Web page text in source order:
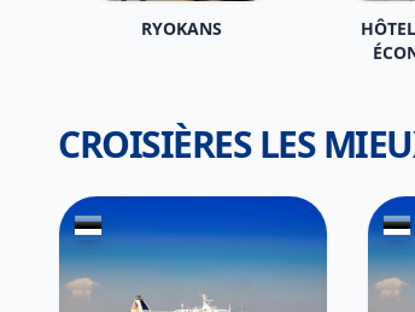
RYOKANS
CROISIÈRES LES